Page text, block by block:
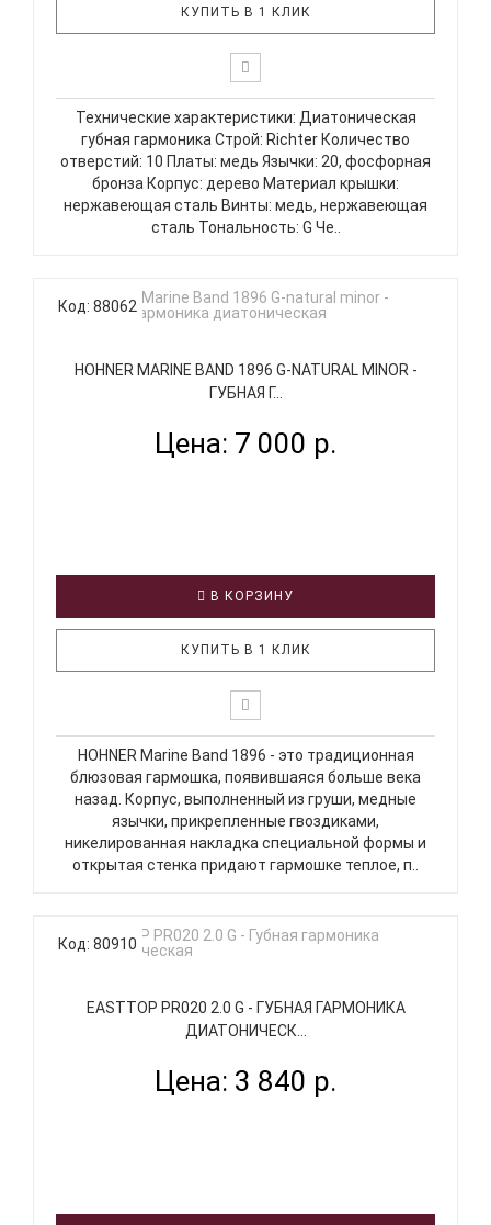
КУПИТЬ В 1 КЛИК
Технические характеристики: Диатоническая
губная гармоника Строй: Richter Количество
отверстий: 10 Платы: медь Язычки: 20, фосфорная
бронза Корпус: дерево Материал крышки:
нержавеющая сталь Винты: медь, нержавеющая
сталь Тональность: G Че..
Код: 88062
HOHNER MARINE BAND 1896 G-NATURAL MINOR -
ГУБНАЯ Г...
Цена: 7 000 р.
В КОРЗИНУ
КУПИТЬ В 1 КЛИК
HOHNER Marine Band 1896 - это традиционная
блюзовая гармошка, появившаяся больше века
назад. Корпус, выполненный из груши, медные
язычки, прикрепленные гвоздиками,
никелированная накладка специальной формы и
открытая стенка придают гармошке теплое, п..
Код: 80910
EASTTOP PR020 2.0 G - ГУБНАЯ ГАРМОНИКА
ДИАТОНИЧЕСК...
Цена: 3 840 р.